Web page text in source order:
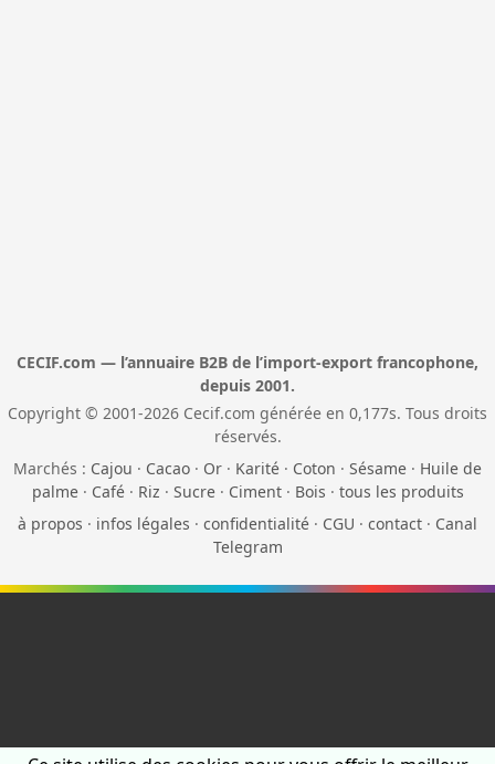
CECIF.com — l’annuaire B2B de l’import-export francophone,
depuis 2001.
Copyright © 2001-2026 Cecif.com générée en 0,177s. Tous droits
réservés.
Marchés : Cajou · Cacao · Or · Karité · Coton · Sésame · Huile de
palme· Café· Riz · Sucre· Ciment· Bois · tous les produits
à propos · infos légales · confidentialité · CGU · contact · Canal
Telegram